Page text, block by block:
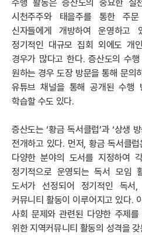
수행 활동은 증산도의 중요한 실
시천주주와 태을주를 통한 주
신자들에게 개방하여 운영하고
정기적인 대규모 집회 외에도 개
경우가 많다고 한다. 증산도의 수
원하는 경우 도장 방문을 통해 문의
유튜브 채널을 통해 공개된 수행
학습할 수도 있다.
증산도는 ‘황금 독서클럽’과 ‘상생
전개하고 있다. 먼저, 황금 독서클럽
다양한 분야의 도서를 지정하여
정기적으로 운영되는 독서 모임
도서가 선정되어 정기적인 독서,
커뮤니티 활동이 이루어지고 있다.
사회 문제와 관련된 다양한 주제를
위한 지역커뮤니티 활동의 성격을 갖